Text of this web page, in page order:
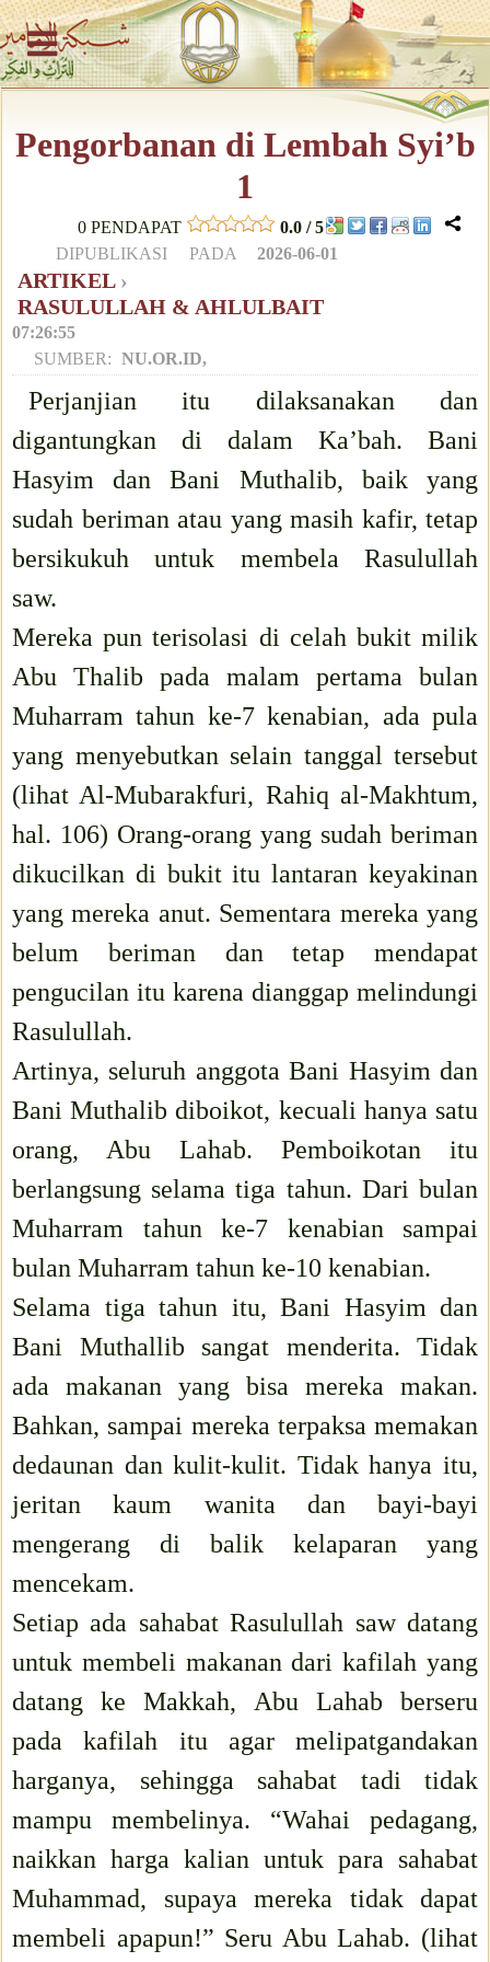
Pengorbanan di Lembah Syi’b
1
0 PENDAPAT 0.0 /5
ARTIKEL ›
RASULULLAH & AHLULBAIT
DIPUBLIKASI PADA 2026-06-01
07:26:55
SUMBER: NU.OR.ID,
Perjanjian itu dilaksanakan dan
digantungkan di dalam Ka’bah. Bani
Hasyim dan Bani Muthalib, baik yang
sudah beriman atau yang masih kafir, tetap
bersikukuh untuk membela Rasulullah
saw.
Mereka pun terisolasi di celah bukit milik
Abu Thalib pada malam pertama bulan
Muharram tahun ke-7 kenabian, ada pula
yang menyebutkan selain tanggal tersebut
(lihat Al-Mubarakfuri, Rahiq al-Makhtum,
hal. 106) Orang-orang yang sudah beriman
dikucilkan di bukit itu lantaran keyakinan
yang mereka anut. Sementara mereka yang
belum beriman dan tetap mendapat
pengucilan itu karena dianggap melindungi
Rasulullah.
Artinya, seluruh anggota Bani Hasyim dan
Bani Muthalib diboikot, kecuali hanya satu
orang, Abu Lahab. Pemboikotan itu
berlangsung selama tiga tahun. Dari bulan
Muharram tahun ke-7 kenabian sampai
bulan Muharram tahun ke-10 kenabian.
Selama tiga tahun itu, Bani Hasyim dan
Bani Muthallib sangat menderita. Tidak
ada makanan yang bisa mereka makan.
Bahkan, sampai mereka terpaksa memakan
dedaunan dan kulit-kulit. Tidak hanya itu,
jeritan kaum wanita dan bayi-bayi
mengerang di balik kelaparan yang
mencekam.
Setiap ada sahabat Rasulullah saw datang
untuk membeli makanan dari kafilah yang
datang ke Makkah, Abu Lahab berseru
pada kafilah itu agar melipatgandakan
harganya, sehingga sahabat tadi tidak
mampu membelinya. “Wahai pedagang,
naikkan harga kalian untuk para sahabat
Muhammad, supaya mereka tidak dapat
membeli apapun!” Seru Abu Lahab. (lihat